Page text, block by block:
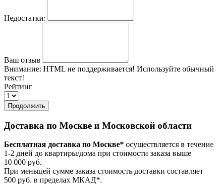
Недостатки:
Ваш отзыв
Внимание: HTML не поддерживается! Используйте обычный
текст!
Рейтинг
Продолжить
Доставка по Москве и Московской области
Бесплатная доставка по Москве* осуществляется в течение
1-2 дней до квартиры/дома при стоимости заказа выше
10 000 руб.
При меньшей сумме заказа стоимость доставки составляет
500 руб. в пределах МКАД*.